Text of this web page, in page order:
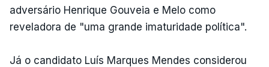
adversário Henrique Gouveia e Melo como
reveladora de "uma grande imaturidade política".
Já o candidato Luís Marques Mendes considerou